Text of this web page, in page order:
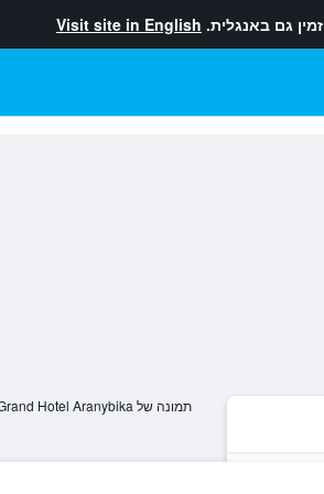
זמין גם באנגלית. Visit site in English
תמונה של Grand Hotel Aranybika